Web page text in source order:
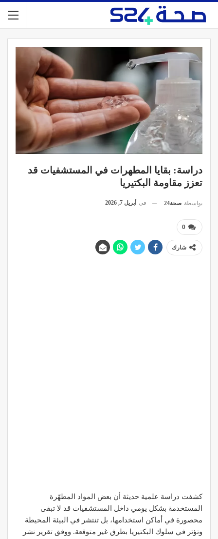
دراسة: بقايا المطهرات في المستشفيات قد
تعزز مقاومة البكتيريا
بواسطة صحة24 في أبريل 7, 2026
0
شارك
كشفت دراسة علمية حديثة أن بعض المواد المطهّرة
المستخدمة بشكل يومي داخل المستشفيات قد لا تبقى
محصورة في أماكن استخدامها، بل تنتشر في البيئة المحيطة
وتؤثر في سلوك البكتيريا بطرق غير متوقعة. ووفق تقرير نشر